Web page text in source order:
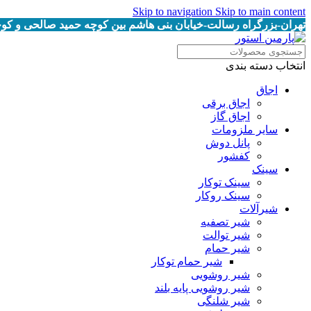
Skip to navigation Skip to main content
تهران-بزرگراه رسالت-خیابان بنی هاشم بین کوچه حمید صالحی و کوچه خرمیان
انتخاب دسته بندی
اجاق
اجاق برقى
اجاق گاز
سایر ملزومات
پانل دوش
کفشور
سینک
سینک توکار
سینک روکار
شیرآلات
شیر تصفیه
شیر توالت
شیر حمام
شیر حمام توکار
شیر روشویی
شیر روشویی پایه بلند
شیر شلنگی